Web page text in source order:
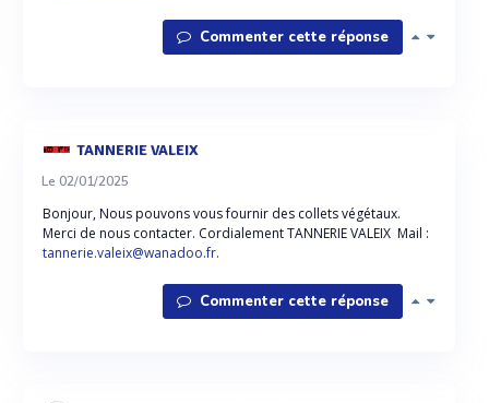
Commenter cette réponse
TANNERIE VALEIX
Le 02/01/2025
Bonjour, Nous pouvons vous fournir des collets végétaux.
Merci de nous contacter. Cordialement TANNERIE VALEIX Mail :
tannerie.valeix@wanadoo.fr.
Commenter cette réponse